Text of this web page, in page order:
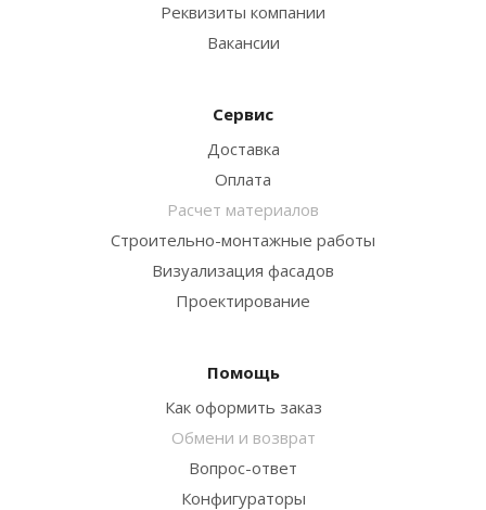
Реквизиты компании
Вакансии
Сервис
Доставка
Оплата
Расчет материалов
Строительно-монтажные работы
Визуализация фасадов
Проектирование
Помощь
Как оформить заказ
Обмени и возврат
Вопрос-ответ
Конфигураторы